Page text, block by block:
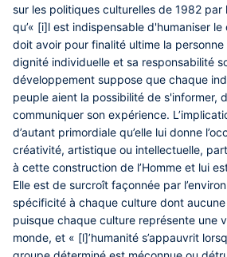
sur les politiques culturelles de 1982 par
qu’« [i]l est indispensable d'humaniser
doit avoir pour finalité ultime la
dignité individuelle et sa responsabilité
développement suppose que chaque
peuple aient la possibilité de s'informer,
communiquer son expérience.
d’autant primordiale qu’elle lui donne
créativité, artistique ou intellectuelle,
à cette construction de l’Homme et lui
Elle est de surcroît façonnée par
spécificité à chaque culture dont
puisque chaque culture représente une
monde, et « [l]’humanité s’appauvrit